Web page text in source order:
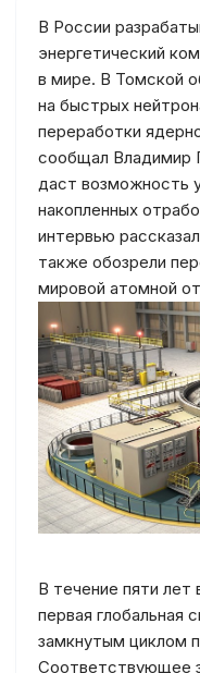
В России
энергетический
в мире. В Томской
на быстрых
переработки
сообщал Владимир
даст возможность
накопленных
интервью
также обозрели
мировой атомной
В течение пяти
первая глобальная
замкнутым циклом
Соответствующее